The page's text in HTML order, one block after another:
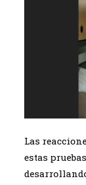
Las
estas